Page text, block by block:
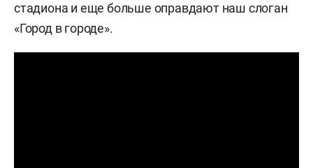
стадиона и еще больше оправдают наш слоган
«Город в городе».